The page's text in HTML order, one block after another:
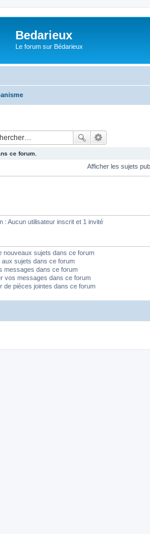
Bedarieux
Le forum sur Bédarieux
ce forum.
Afficher les sujets
: Aucun utilisateur inscrit et 1 invité
nouveaux sujets dans ce forum
aux sujets dans ce forum
messages dans ce forum
vos messages dans ce forum
de pièces jointes dans ce forum